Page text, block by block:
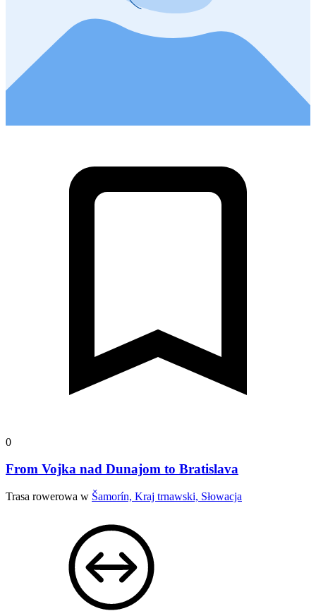
0
From Vojka nad Dunajom to Bratislava
Trasa rowerowa w Šamorín, Kraj trnawski, Słowacja